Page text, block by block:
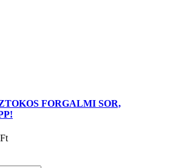
FORGALMI SOR,